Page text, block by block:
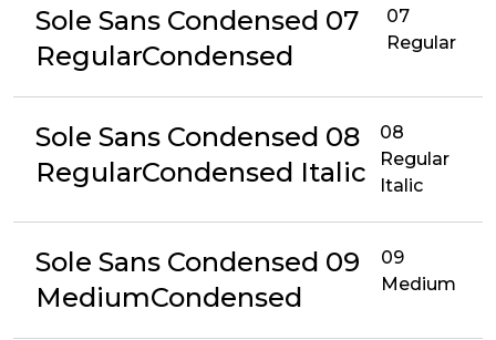
Sole Sans Condensed 07
RegularCondensed
07
Regular
Sole Sans Condensed 08
RegularCondensed Italic
08
Regular
Italic
Sole Sans Condensed 09
MediumCondensed
09
Medium